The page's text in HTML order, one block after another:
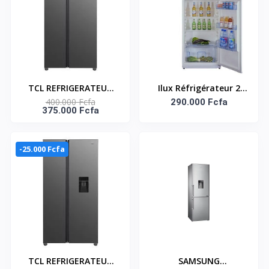
TCL REFRIGERATEUR
AMERICAIN 2 PORTES
433LT - P572SBSG
400.000 Fcfa
375.000 Fcfa
Ilux Réfrigérateur 2
Battants 550 L - ILR550
290.000 Fcfa
-25.000 Fcfa
TCL REFRIGERATEUR
SAMSUNG